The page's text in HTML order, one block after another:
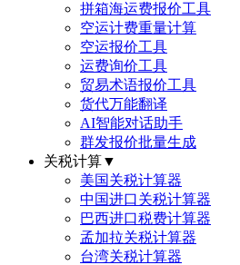
拼箱海运费报价工具
空运计费重量计算
空运报价工具
运费询价工具
贸易术语报价工具
货代万能翻译
AI智能对话助手
群发报价批量生成
关税计算▼
美国关税计算器
中国进口关税计算器
巴西进口税费计算器
孟加拉关税计算器
台湾关税计算器